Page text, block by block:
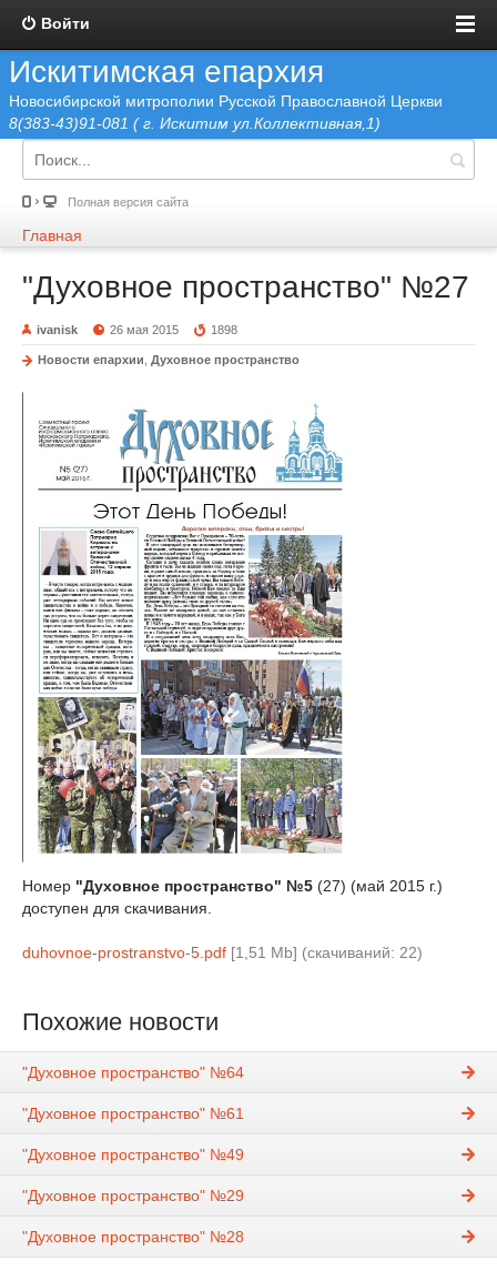
Войти
Искитимская епархия
Новосибирской митрополии Русской Православной Церкви
8(383-43)91-081 ( г. Искитим ул.Коллективная,1)
Полная версия сайта
Главная
"Духовное пространство" №27
ivanisk 26 мая 2015 1898
Новости епархии Духовное пространство
Номер "Духовное пространство" №5 (27) (май 2015 г.)
доступен для скачивания.
duhovnoe-prostranstvo-5.pdf [1,51 Mb] (cкачиваний: 22)
Похожие новости
"Духовное пространство" №64
"Духовное пространство" №61
"Духовное пространство" №49
"Духовное пространство" №29
"Духовное пространство" №28